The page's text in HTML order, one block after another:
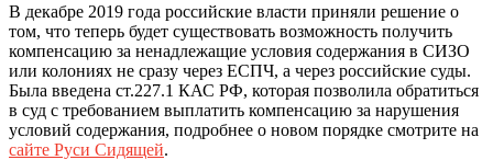
В декабре 2019 года российские власти приняли решение о
том, что теперь будет существовать возможность получить
компенсацию за ненадлежащие условия содержания в СИЗО
или колониях не сразу через ЕСПЧ, а через российские суды.
Была введена ст.227.1 КАС РФ, которая позволила обратиться
в суд с требованием выплатить компенсацию за нарушения
условий содержания, подробнее о новом порядке смотрите на
сайте Руси Сидящей.